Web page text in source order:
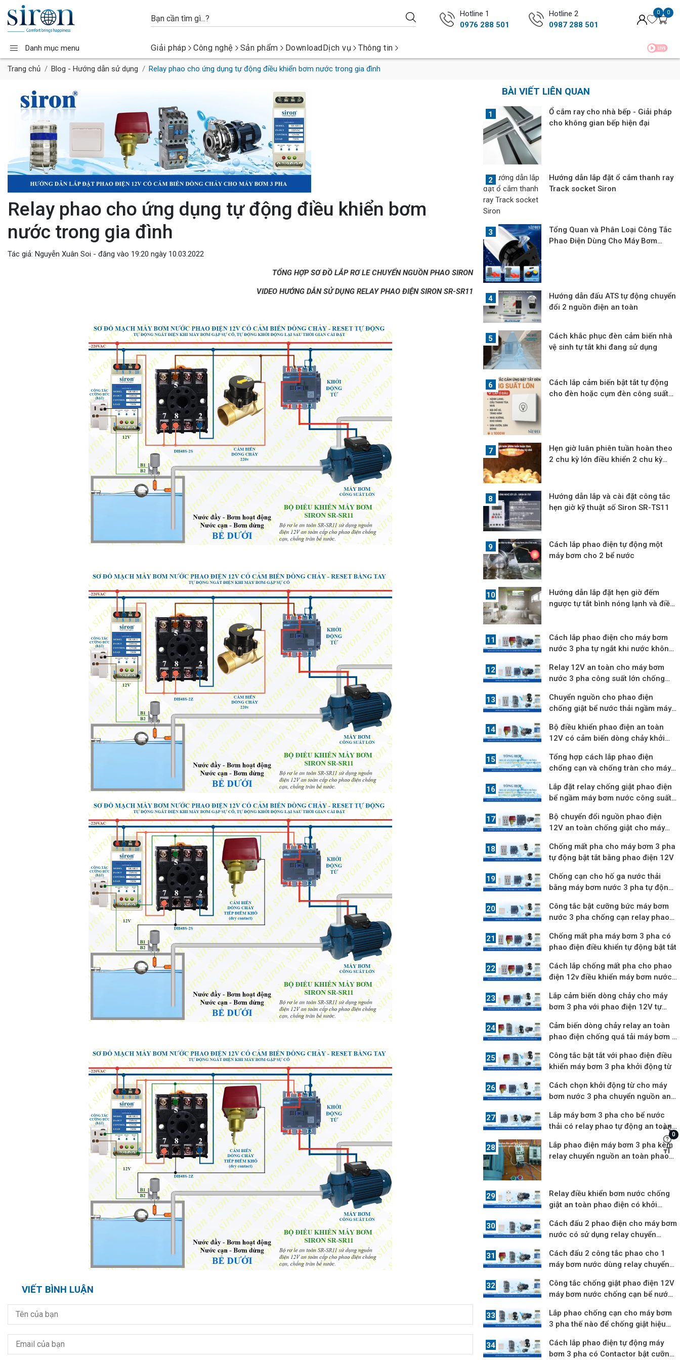
Hotline 1
0976 288 501
Hotline 2
0987 288 501
0 0
Danh mục menu Giải pháp Công nghệ Sản phẩm DownloadDịch vụ Thông tin
0
Trang chủ Blog - Hướng dẫn sử dụng Relay phao cho ứng dụng tự động điều khiển bơm nước trong gia đình
Relay phao cho ứng dụng tự động điều khiển bơm
nước trong gia đình
Tác giả: Nguyễn Xuân Soi - đăng vào 19:20 ngày 10.03.2022
TỔNG HỢP SƠ ĐỒ LẮP RƠ LE CHUYỂN NGUỒN PHAO SIRON
VIDEO HƯỚNG DẪN SỬ DỤNG RELAY PHAO ĐIỆN SIRON SR-SR11
VIẾT BÌNH LUẬN
BÀI VIẾT LIÊN QUAN
Ổ cắm ray cho nhà bếp - Giải pháp
cho không gian bếp hiện đại
Hướng dẫn lắp đặt ổ cắm thanh ray
Track socket Siron
Tổng Quan và Phân Loại Công Tắc
Phao Điện Dùng Cho Máy Bơm
Hướng dẫn đấu ATS tự động chuyển
đổi 2 nguồn điện an toàn
Cách khắc phục đèn cảm biến nhà
vệ sinh tự tắt khi đang sử dụng
Cách lắp cảm biến bật tắt tự động
cho đèn hoặc cụm đèn công suất
Hẹn giờ luân phiên tuần hoàn theo
2 chu kỳ lớn điều khiển 2 chu kỳ
Hướng dẫn lắp và cài đặt công tắc
hẹn giờ kỹ thuật số Siron SR-TS11
Cách lắp phao điện tự động một
máy bơm cho 2 bể nước
Hướng dẫn lắp đặt hẹn giờ đếm
ngược tự tắt bình nóng lạnh và điều
Cách lắp phao điện cho máy bơm
nước 3 pha tự ngắt khi nước không
Relay 12V an toàn cho máy bơm
nước 3 pha công suất lớn chống
Chuyển nguồn cho phao điện
chống giật bể nước thải ngầm máy
Bộ điều khiển phao điện an toàn
12V có cảm biến dòng chảy khởi
Tổng hợp cách lắp phao điện
chống cạn và chống tràn cho máy
Lắp đặt relay chống giật phao điện
bể ngầm máy bơm nước công suất
Bộ chuyển đổi nguồn phao điện
12V an toàn chống giật cho máy
Chống mất pha cho máy bơm 3 pha
tự động bật tắt bằng phao điện 12V
Chống cạn cho hố ga nước thải
bằng máy bơm nước 3 pha tự động
Công tắc bật cưỡng bức máy bơm
nước 3 pha chống cạn relay phao
Chống mất pha máy bơm 3 pha có
phao điện điều khiển tự động bật tắt
Cách lắp chống mất pha cho phao
điện 12v điều khiển máy bơm nước
Lắp cảm biến dòng chảy cho máy
bơm 3 pha với phao điện 12V tự
Cảm biến dòng chảy relay an toàn
phao điện chống quá tải máy bơm 3
Công tắc bật tắt với phao điện điều
khiển máy bơm 3 pha khởi động từ
Cách chọn khởi động từ cho máy
bơm nước 3 pha chuyển nguồn an
Lắp máy bơm 3 pha cho bể nước
thải có relay phao tự động an toàn
Lắp phao điện máy bơm 3 pha kèm
relay chuyển nguồn an toàn phao
Relay điều khiển bơm nước chống
giật an toàn phao điện có khởi
Cách đấu 2 phao điện cho máy bơm
nước có sử dụng relay chuyển
Cách đấu 2 công tắc phao cho 1
máy bơm nước dùng relay chuyển
Công tắc chống giật phao điện 12V
máy bơm nước chống cạn bể nước
Lắp phao chống cạn cho máy bơm
3 pha thế nào để chống giật hiệu
Cách lắp phao điện tự động máy
bơm 3 pha có Contactor bật cưỡng